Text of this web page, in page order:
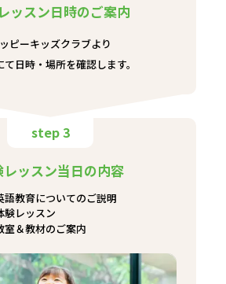
ッスン日時のご案内
ピーキッズクラブより
て日時・場所を確認します。
step 3
レッスン当日の内容
語教育についてのご説明
験レッスン
室＆教材のご案内